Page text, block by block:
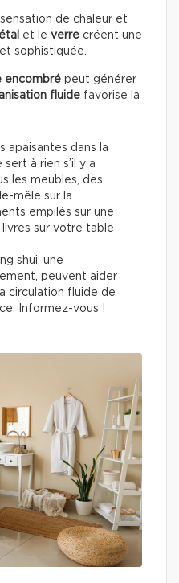
de chaleur et
et le verre créent une
sophistiquée.
encombré peut générer
fluide favorise la
apaisantes dans la
à rien s’il y a
les meubles, des
mêle sur la
empilés sur une
sur votre table
shui, une
peuvent aider
circulation fluide de
Informez-vous !